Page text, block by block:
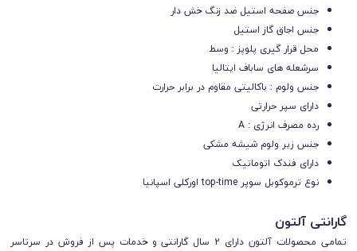
جنس صفحه استیل ضد زنگ خش دار
جنس اجاق گاز استیل
محل قرار گیری پلوپز : وسط
سرشعله های ساباف ایتالیا
جنس ولوم : باکالیتی مقاوم در برابر حرارت
دارای سپر حرارتی
رده مصرف انرژی : A
جنس زیر ولوم شیشه مشکی
دارای فندک اتوماتیک
نوع ترموکوبل سوپر top-time اورکلی اسپانیا
گارانتی آلتون
تمامی محصولات آلتون دارای
در سرتاسر